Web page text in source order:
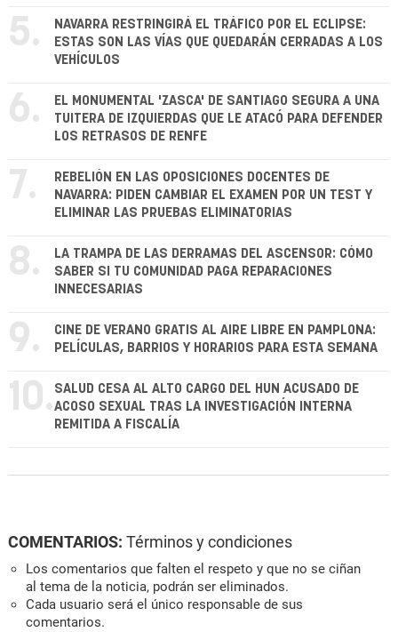
5.
NAVARRA RESTRINGIRÁ EL TRÁFICO POR EL ECLIPSE:
ESTAS SON LAS VÍAS QUE QUEDARÁN CERRADAS A LOS
VEHÍCULOS
6.
EL MONUMENTAL 'ZASCA' DE SANTIAGO SEGURA A UNA
TUITERA DE IZQUIERDAS QUE LE ATACÓ PARA DEFENDER
LOS RETRASOS DE RENFE
7.
REBELIÓN EN LAS OPOSICIONES DOCENTES DE
NAVARRA: PIDEN CAMBIAR EL EXAMEN POR UN TEST Y
ELIMINAR LAS PRUEBAS ELIMINATORIAS
8.
LA TRAMPA DE LAS DERRAMAS DEL ASCENSOR: CÓMO
SABER SI TU COMUNIDAD PAGA REPARACIONES
INNECESARIAS
9.
CINE DE VERANO GRATIS AL AIRE LIBRE EN PAMPLONA:
PELÍCULAS, BARRIOS Y HORARIOS PARA ESTA SEMANA
10. SALUD CESA AL ALTO CARGO DEL HUN ACUSADO DE
ACOSO SEXUAL TRAS LA INVESTIGACIÓN INTERNA
REMITIDA A FISCALÍA
COMENTARIOS: Términos y condiciones
Los comentarios que falten el respeto y que no se ciñan
al tema de la noticia, podrán ser eliminados.
Cada usuario será el único responsable de sus
comentarios.